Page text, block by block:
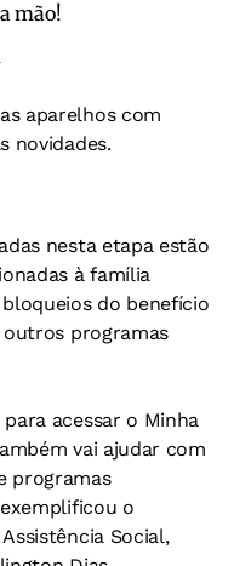
mão!
aparelhos com
novidades.
nesta etapa estão
à família
do benefício
outros programas
acessar o Minha
vai ajudar com
programas
o
Social,